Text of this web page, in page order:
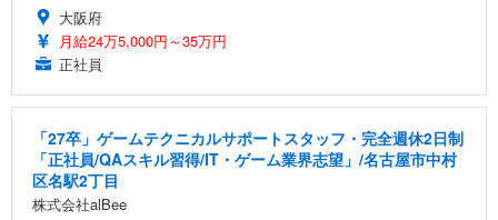
大阪府
月給24万5,000円～35万円
正社員
「27卒」ゲームテクニカルサポートスタッフ・完全週休2日制
「正社員/QAスキル習得/IT・ゲーム業界志望」/名古屋市中村
区名駅2丁目
株式会社alBee